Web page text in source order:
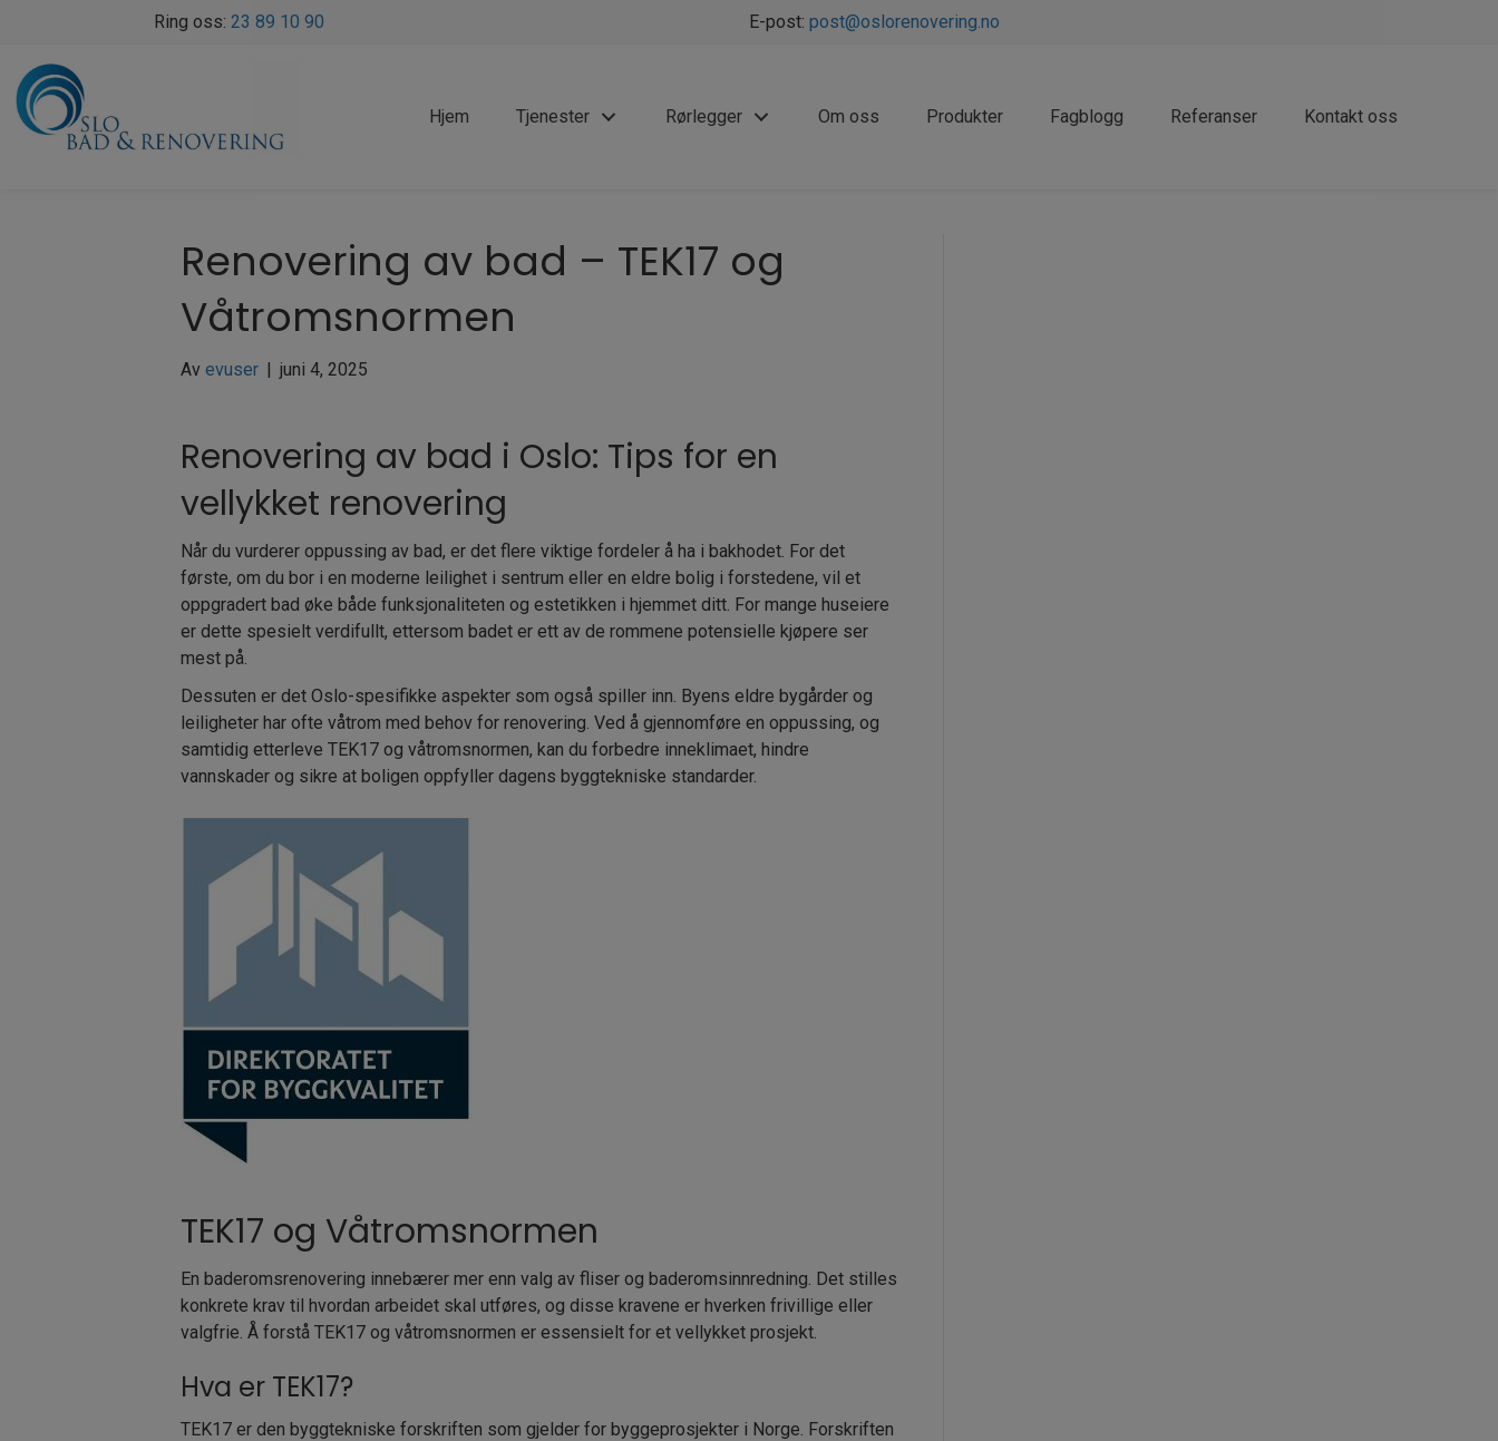
Ring oss: 23 89 10 90 E-post: post@oslorenovering.no
Hjem Tjenester Rørlegger Om oss Produkter Fagblogg Referanser Kontakt oss
Renovering av bad – TEK17 og
Våtromsnormen
Av evuser | juni 4, 2025
Renovering av bad i Oslo: Tips for en
vellykket renovering
Når du vurderer oppussing av bad, er det flere viktige fordeler å ha i bakhodet. For det
første, om du bor i en moderne leilighet i sentrum eller en eldre bolig i forstedene, vil et
oppgradert bad øke både funksjonaliteten og estetikken i hjemmet ditt. For mange huseiere
er dette spesielt verdifullt, ettersom badet er ett av de rommene potensielle kjøpere ser
mest på.
Dessuten er det Oslo-spesifikke aspekter som også spiller inn. Byens eldre bygårder og
leiligheter har ofte våtrom med behov for renovering. Ved å gjennomføre en oppussing, og
samtidig etterleve TEK17 og våtromsnormen, kan du forbedre inneklimaet, hindre
vannskader og sikre at boligen oppfyller dagens byggtekniske standarder.
TEK17 og Våtromsnormen
En baderomsrenovering innebærer mer enn valg av fliser og baderomsinnredning. Det stilles
konkrete krav til hvordan arbeidet skal utføres, og disse kravene er hverken frivillige eller
valgfrie. Å forstå TEK17 og våtromsnormen er essensielt for et vellykket prosjekt.
Hva er TEK17?
TEK17 er den byggtekniske forskriften som gjelder for byggeprosjekter i Norge. Forskriften